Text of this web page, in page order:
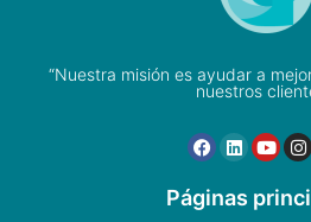
“Nuestra misión es ayudar a
nuestros
Páginas